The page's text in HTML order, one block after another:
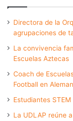
Directora de la
agrupaciones de
La convivencia
Escuelas Aztecas
Coach de
Football en
Estudiantes
La UDLAP reúne